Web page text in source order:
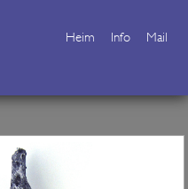
Heim Info Mail